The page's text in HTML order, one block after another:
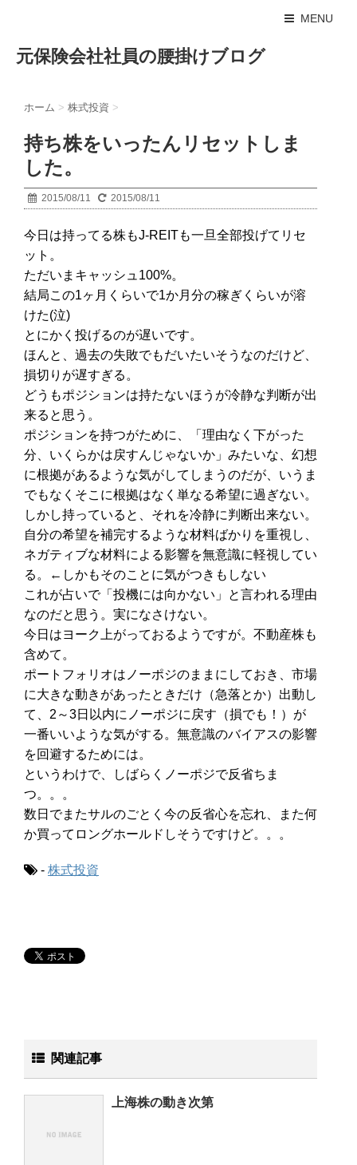
MENU
元保険会社社員の腰掛けブログ
ホーム > 株式投資 >
持ち株をいったんリセットしま
した。
2015/08/11 2015/08/11
今日は持ってる株もJ-REITも一旦全部投げてリセ
ット。
ただいまキャッシュ100%。
結局この1ヶ月くらいで1か月分の稼ぎくらいが溶
けた(泣)
とにかく投げるのが遅いです。
ほんと、過去の失敗でもだいたいそうなのだけど、
損切りが遅すぎる。
どうもポジションは持たないほうが冷静な判断が出
来ると思う。
ポジションを持つがために、「理由なく下がった
分、いくらかは戻すんじゃないか」みたいな、幻想
に根拠があるような気がしてしまうのだが、いうま
でもなくそこに根拠はなく単なる希望に過ぎない。
しかし持っていると、それを冷静に判断出来ない。
自分の希望を補完するような材料ばかりを重視し、
ネガティブな材料による影響を無意識に軽視してい
る。←しかもそのことに気がつきもしない
これが占いで「投機には向かない」と言われる理由
なのだと思う。実になさけない。
今日はヨーク上がっておるようですが。不動産株も
含めて。
ポートフォリオはノーポジのままにしておき、市場
に大きな動きがあったときだけ（急落とか）出動し
て、2～3日以内にノーポジに戻す（損でも！）が
一番いいような気がする。無意識のバイアスの影響
を回避するためには。
というわけで、しばらくノーポジで反省ちま
つ。。。
数日でまたサルのごとく今の反省心を忘れ、また何
か買ってロングホールドしそうですけど。。。
- 株式投資
関連記事
上海株の動き次第